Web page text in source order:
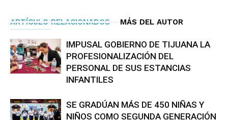
ARTÍCULO RELACIONADOS MÁS DEL AUTOR
IMPUSAL GOBIERNO DE TIJUANA LA
PROFESIONALIZACIÓN DEL
PERSONAL DE SUS ESTANCIAS
INFANTILES
SE GRADÚAN MÁS DE 450 NIÑAS Y
NIÑOS COMO SEGUNDA GENERACIÓN